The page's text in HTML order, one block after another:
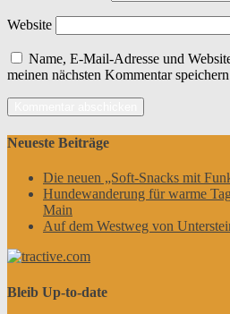
Website
Name, E-Mail-Adresse und
meinen nächsten Kommentar
Neueste Beiträge
Die neuen „Soft-Snacks mit
Hundewanderung für warme
Main
Auf dem Westweg von
Bleib Up-to-date